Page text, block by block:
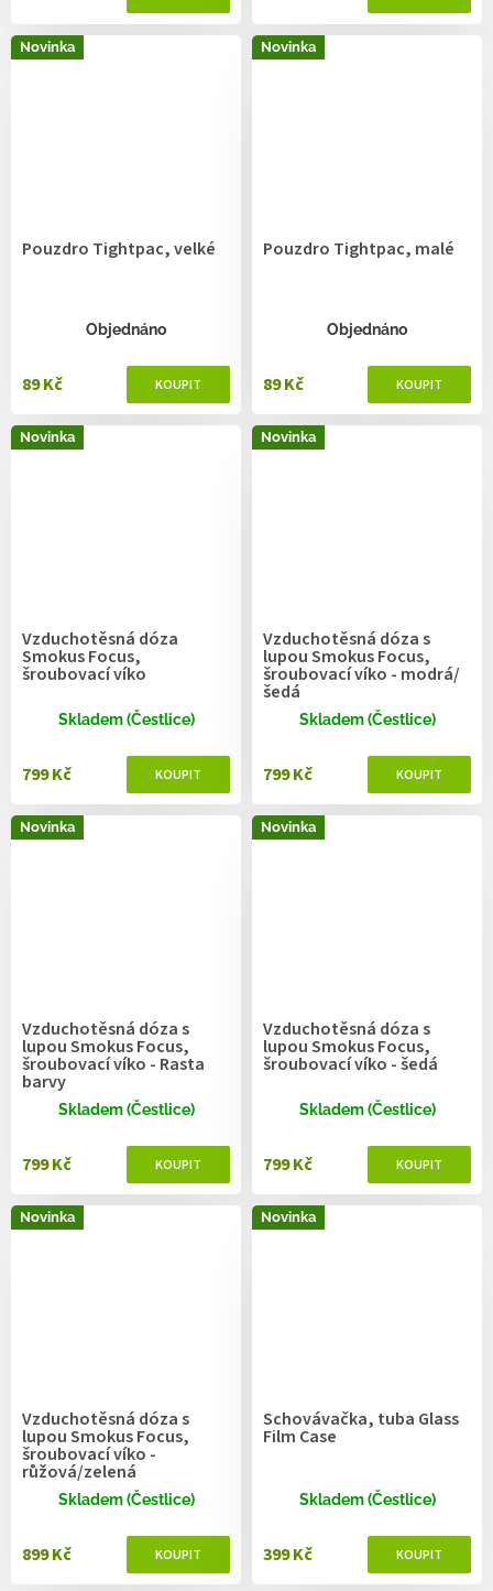
Novinka
Pouzdro Tightpac, velké
Objednáno
89 Kč
Novinka
Pouzdro Tightpac, malé
Objednáno
89 Kč
Novinka
Vzduchotěsná dóza
Smokus Focus,
šroubovací víko
Skladem (Čestlice)
799 Kč
Novinka
Vzduchotěsná dóza s
lupou Smokus Focus,
šroubovací víko - modrá/
šedá
Skladem (Čestlice)
799 Kč
Novinka
Vzduchotěsná dóza s
lupou Smokus Focus,
šroubovací víko - Rasta
barvy
Skladem (Čestlice)
799 Kč
Novinka
Vzduchotěsná dóza s
lupou Smokus Focus,
šroubovací víko - šedá
Skladem (Čestlice)
799 Kč
Novinka
Vzduchotěsná dóza s
lupou Smokus Focus,
šroubovací víko -
růžová/zelená
Skladem (Čestlice)
899 Kč
Novinka
Schovávačka, tuba Glass
Film Case
Skladem (Čestlice)
399 Kč